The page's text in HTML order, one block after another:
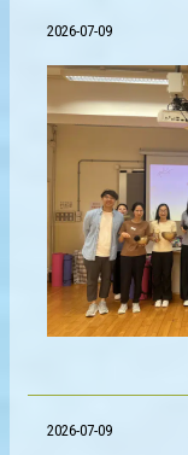
2026-07-09
2026-07-09